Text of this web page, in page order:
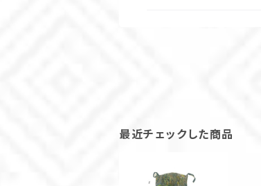
最近チェックした商品